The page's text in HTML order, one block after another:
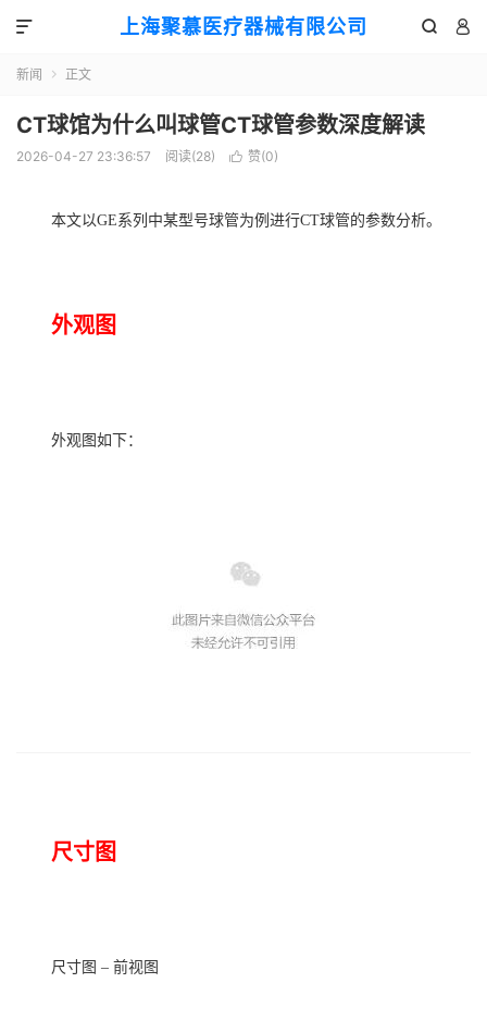
上海聚慕医疗器械有限公司  

新闻  正文
CT球馆为什么叫球管CT球管参数深度解读
2026-04-27 23:36:57 阅读(28)  赞(0)
本文以GE系列中某型号球管为例进行CT球管的参数分析。
外观图
外观图如下：
尺寸图
尺寸图 – 前视图